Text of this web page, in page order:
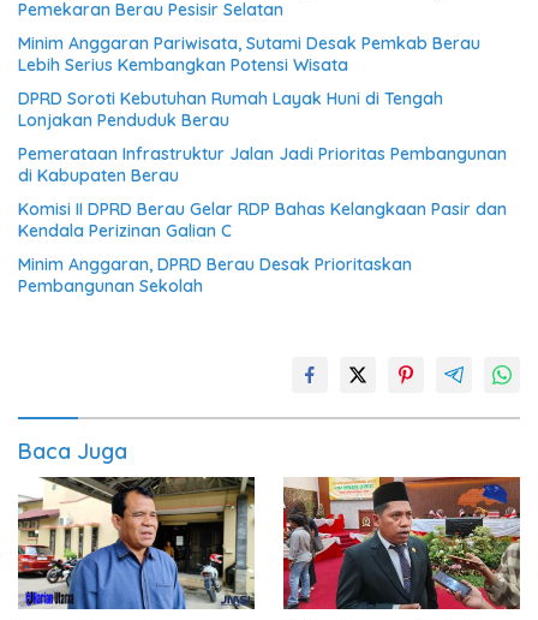
Pemekaran Berau Pesisir Selatan
Minim Anggaran Pariwisata, Sutami Desak Pemkab Berau
Lebih Serius Kembangkan Potensi Wisata
DPRD Soroti Kebutuhan Rumah Layak Huni di Tengah
Lonjakan Penduduk Berau
Pemerataan Infrastruktur Jalan Jadi Prioritas Pembangunan
di Kabupaten Berau
Komisi II DPRD Berau Gelar RDP Bahas Kelangkaan Pasir dan
Kendala Perizinan Galian C
Minim Anggaran, DPRD Berau Desak Prioritaskan
Pembangunan Sekolah
Baca Juga